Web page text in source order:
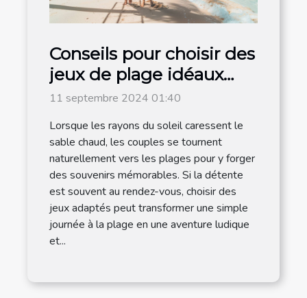
Conseils pour choisir des
jeux de plage idéaux
pour les couples
11 septembre 2024 01:40
Lorsque les rayons du soleil caressent le
sable chaud, les couples se tournent
naturellement vers les plages pour y forger
des souvenirs mémorables. Si la détente
est souvent au rendez-vous, choisir des
jeux adaptés peut transformer une simple
journée à la plage en une aventure ludique
et...